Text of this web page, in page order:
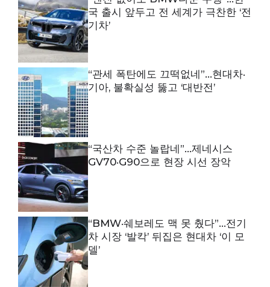
국 출시 앞두고 전 세계가 극찬한 ‘전
기차’
“관세 폭탄에도 끄떡없네”…현대차·
기아, 불확실성 뚫고 ‘대반전’
“국산차 수준 놀랍네”…제네시스
GV70·G90으로 현장 시선 장악
“BMW·쉐보레도 맥 못 췄다”…전기
차 시장 ‘발칵’ 뒤집은 현대차 ‘이 모
델’